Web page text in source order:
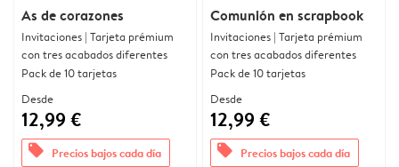
As de corazones
Invitaciones | Tarjeta prémium
con tres acabados diferentes
Pack de 10 tarjetas
Desde
12,99 €
offers Precios bajos cada día
Comunión en scrapbook
Invitaciones | Tarjeta prémium
con tres acabados diferentes
Pack de 10 tarjetas
Desde
12,99 €
offers Precios bajos cada día